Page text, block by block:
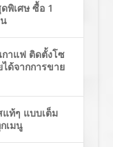
พิเศษ ซื้อ 1
กาแฟ ติดตั้งโซ
ด้จากการขาย
ท้ๆ แบบเต็ม
เมนู